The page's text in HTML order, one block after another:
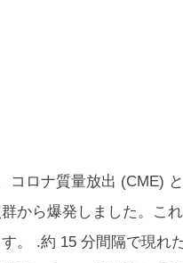
コロナ質量放出 (CME)
から爆発しました。こ
。 .約 15 分間隔で現れ